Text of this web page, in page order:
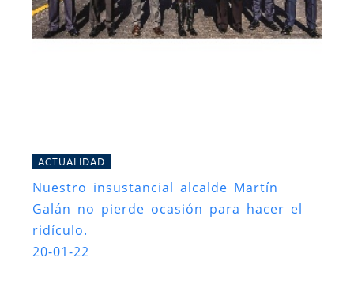
ACTUALIDAD
Nuestro insustancial alcalde Martín
Galán no pierde ocasión para hacer el
ridículo.
20-01-22